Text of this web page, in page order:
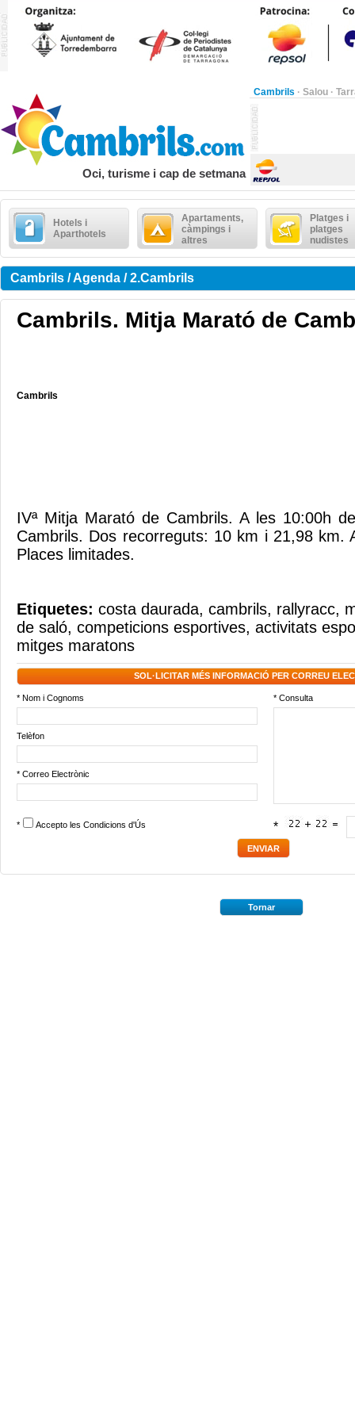
Cambrils · Salou ·
Oci, turisme i cap de setmana
Hotels i
Aparthotels
Apartaments,
càmpings i
altres
Platges i
platges
nudistes
Cambrils / Agenda / 2.Cambrils
Cambrils. Mitja Marató de
Cambrils
IVª Mitja Marató de Cambrils. A les 10:00h
Cambrils. Dos recorreguts: 10 km i 21,98 km.
Places limitades.
Etiquetes: costa daurada, cambrils, rallyracc,
de saló, competicions esportives, activitats
mitges maratons
SOL·LICITAR MÉS INFORMACIÓ PER CORREU
* Nom i Cognoms * Consulta
Telèfon
* Correo Electrònic
* Accepto les Condicions d'Ús *
Tornar